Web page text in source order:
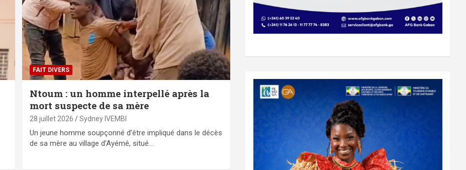
FAIT DIVERS
Ntoum : un homme interpellé après la
mort suspecte de sa mère
28 juillet 2026 Sydney IVEMBI
Un jeune homme soupçonné d’être impliqué dans le décès
de sa mère au village d’Ayémé, situé…